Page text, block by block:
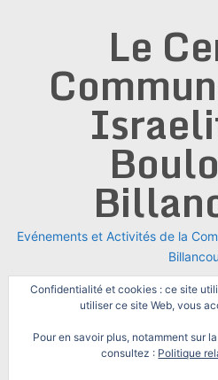
Le
Evénements et Activités de la
Confidentialité et cookies : ce site
utiliser ce site Web, vous
Pour en savoir plus, notamment sur
consultez : Politique